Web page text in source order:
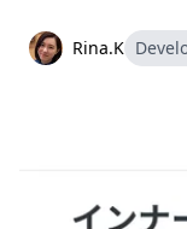
Rina.K